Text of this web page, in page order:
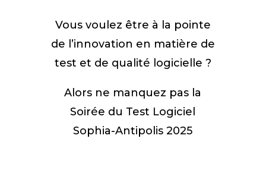
Vous voulez être à la pointe
de l’innovation en matière de
test et de qualité logicielle ?
Alors ne manquez pas la
Soirée du Test Logiciel
Sophia-Antipolis 2025